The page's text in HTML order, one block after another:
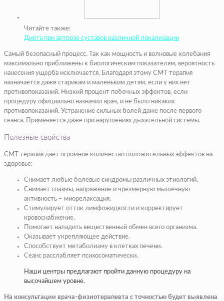
Читайте также:
Диета при артрозе суставов различной локализации
Самый безопасный процесс. Так как мощность и волновые колебания
максимально приближены к биологическим показателям, вероятность
нанесения ущерба исключается. Благодаря этому СМТ терапия
назначается даже старикам и маленьким детям, если у них нет
противопоказаний. Низкий процент побочных эффектов, если
процедуру официально назначил врач, и не было никаких
противопоказаний. Устранение сильных болей даже после первого
сеанса.
Применяется даже при нарушениях дыхательной системы.
Полезные свойства
СМТ терапия дает огромное количество положительных эффектов на
здоровье:
Снимает любые болевые синдромы различных этиологий.
Снимает спазмы, напряжение и чрезмерную мышечную
активность – миорелаксация.
Стимулирует отток лимфожидкости и корректирует
кровоснабжение.
Помогает наладить вещественный обмен всего организма.
Оказывает укрепляющее действие.
Способствует метаболизму в клетках печени.
Сеанс расслабляет психосоматически.
Наши центры предлагают пройти данную процедуру на
высочайшем уровне.
На консультации врача-физиотерапевта с точностью будет выявлена